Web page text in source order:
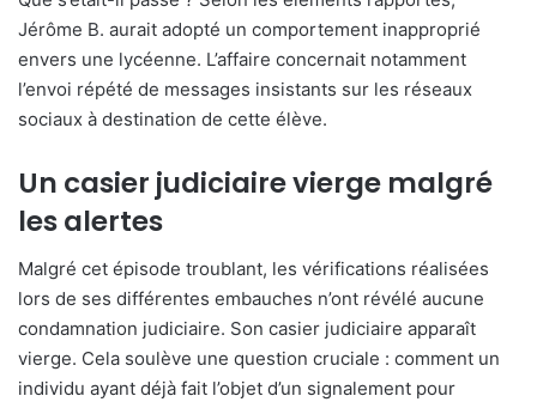
Jérôme B. aurait adopté un comportement inapproprié
envers une lycéenne. L’affaire concernait notamment
l’envoi répété de messages insistants sur les réseaux
sociaux à destination de cette élève.
Un casier judiciaire vierge malgré
les alertes
Malgré cet épisode troublant, les vérifications réalisées
lors de ses différentes embauches n’ont révélé aucune
condamnation judiciaire. Son casier judiciaire apparaît
vierge. Cela soulève une question cruciale : comment un
individu ayant déjà fait l’objet d’un signalement pour